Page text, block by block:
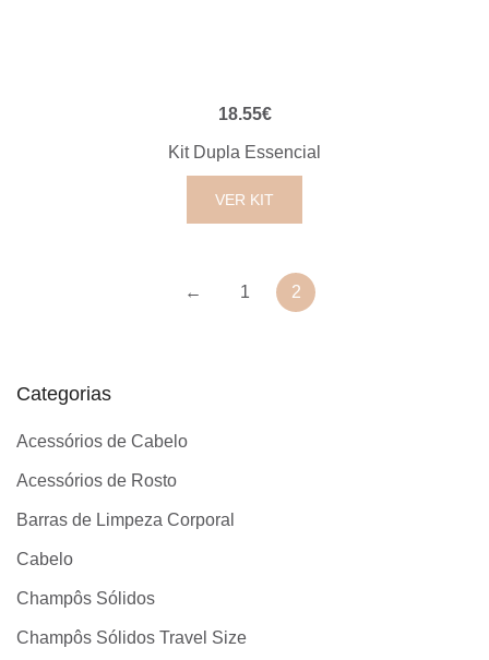
VISUALIZAÇÃO RÁPIDA
18.55€
Kit Dupla Essencial
VER KIT
← 1 2
Categorias
Acessórios de Cabelo
Acessórios de Rosto
Barras de Limpeza Corporal
Cabelo
Champôs Sólidos
Champôs Sólidos Travel Size